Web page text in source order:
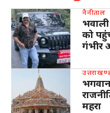
नैनीताल
भवाली
को
गंभीर
भगवान
महरा